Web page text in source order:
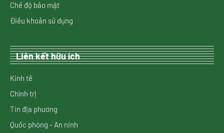
Chế độ bảo mật
Điều khoản sử dụng
Liên kết hữu ích
Kinh tế
Chính trị
Tin địa phương
Quốc phòng - An ninh